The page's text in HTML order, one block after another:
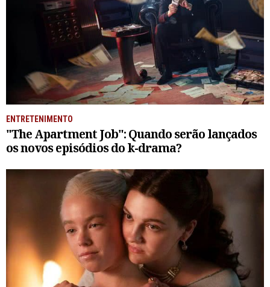
ENTRETENIMENTO
"The Apartment Job": Quando serão lançados
os novos episódios do k-drama?